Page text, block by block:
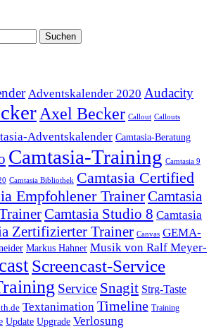
Adventskalender 2020 Audacity
Axel Becker Callout Callouts
Adventskalender Camtasia-Beratung
Camtasia-Training Camtasia 9
Camtasia Bibliothek Camtasia Certified
Empfohlener TrainerCamtasia
Camtasia Studio 8 Camtasia
Zertifizierter Trainer Canvas GEMA-
Markus Hahner Musik von Ralf Meyer-
Screencast-Service
Service Snagit Strg-Taste
Textanimation Timeline Training
Update Upgrade Verlosung